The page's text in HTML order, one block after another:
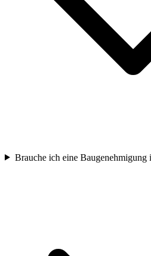
Brauche ich eine Baugenehmigung